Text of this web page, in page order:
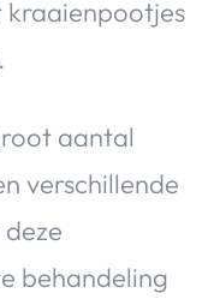
aantal
verschillende
behandeling